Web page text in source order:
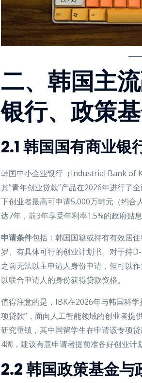
二、韩国主
银行、政策
2.1 韩国国有商业银
韩国中小企业银行（Industrial Bank of
其”青年创业贷款”产品在2026年进行了
下创业者最高可申请5,000万韩元（约合
达7年，前3年享受年利率1.5%的政府贴息
申请条件包括：韩国国籍或持有有效居
岁、有具体可行的创业计划书。对于持
之前无法以主申请人身份申请，但可以
以联合申请人的身份获得贷款资格。
值得注意的是，IBK在2026年与韩国科
项贷款”，面向人工智能领域的创业者提
研究重镇，其中国留学生在申请该专项
4周，建议有意申请者提前准备好创业计
2.2 韩国政策基金与